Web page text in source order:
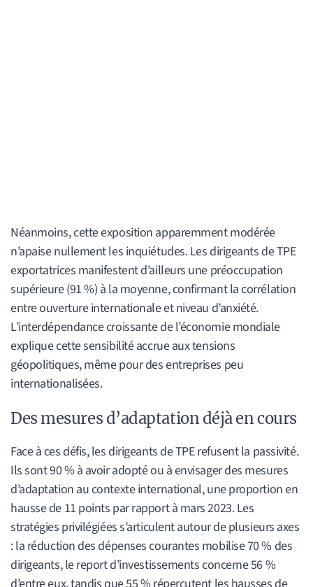
Néanmoins, cette exposition apparemment modérée
n’apaise nullement les inquiétudes. Les dirigeants de TPE
exportatrices manifestent d’ailleurs une préoccupation
supérieure (91 %) à la moyenne, confirmant la corrélation
entre ouverture internationale et niveau d’anxiété.
L’interdépendance croissante de l’économie mondiale
explique cette sensibilité accrue aux tensions
géopolitiques, même pour des entreprises peu
internationalisées.
Des mesures d’adaptation déjà en cours
Face à ces défis, les dirigeants de TPE refusent la passivité.
Ils sont 90 % à avoir adopté ou à envisager des mesures
d’adaptation au contexte international, une proportion en
hausse de 11 points par rapport à mars 2023. Les
stratégies privilégiées s’articulent autour de plusieurs axes
: la réduction des dépenses courantes mobilise 70 % des
dirigeants, le report d’investissements concerne 56 %